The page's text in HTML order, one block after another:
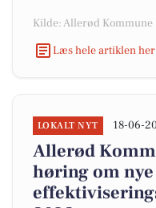
Kilde: Allerød Kommune
Læs hele artiklen her
LOKALT NYT 18-06-
Allerød
høring om nye